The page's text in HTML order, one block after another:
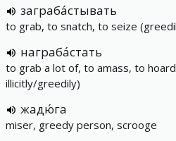
заграба́стывать
to grab, to snatch, to seize
награба́стать
to grab a lot of, to amass, to
illicitly/greedily)
жадю́га
miser, greedy person, scrooge